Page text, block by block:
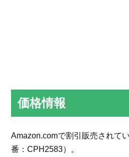
価格情報
Amazon.comで割引販売されて
番：CPH2583）。